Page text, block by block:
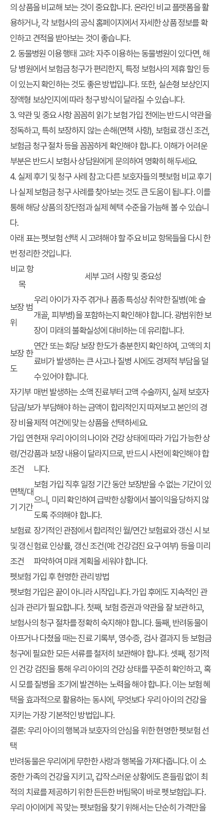
의 상품을 비교해 보는 것이 중요합니다. 온라인 비교 플랫폼을 활
용하거나, 각 보험사의 공식 홈페이지에서 자세한 상품 정보를 확
인하고 견적을 받아보는 것이 좋습니다.
2. 동물병원 이용 행태 고려:자주 이용하는 동물병원이 있다면, 해
당 병원에서 보험금 청구가 편리한지, 특정 보험사의 제휴 할인 등
이 있는지 확인하는 것도 좋은 방법입니다. 또한, 실손형 보상인지
정액형 보상인지에 따라 청구 방식이 달라질 수 있습니다.
3. 약관 및 중요 사항 꼼꼼히 읽기:보험 가입 전에는 반드시 약관을
정독하고, 특히 보장하지 않는 손해(면책 사항), 보험료 갱신 조건,
보험금 청구 절차 등을 꼼꼼하게 확인해야 합니다. 이해가 어려운
부분은 반드시 보험사 상담원에게 문의하여 명확히 해두세요.
4. 실제 후기 및 청구 사례 참고:다른 보호자들의 펫보험 비교후기
나 실제 보험금 청구 사례를 찾아보는 것도 큰 도움이 됩니다. 이를
통해 해당 상품의 장단점과 실제 혜택 수준을 가늠해 볼 수 있습니
다.
아래 표는 펫보험 선택 시 고려해야 할 주요 비교 항목들을 다시 한
번 정리한 것입니다.
비교 항
목
세부 고려 사항 및 중요성
보장 범
위
우리 아이가 자주 겪거나 품종 특성상 취약한 질병(예: 슬
개골, 피부병)을 포함하는지 확인해야 합니다. 광범위한 보
장이 미래의 불확실성에 대비하는 데 유리합니다.
보장 한
도
연간 또는 회당 보장 한도가 충분한지 확인하여, 고액의 치
료비가 발생하는 큰 사고나 질병 시에도 경제적 부담을 덜
수 있어야 합니다.
자기부
담금/보
장 비율
매번 발생하는 소액 진료부터 고액 수술까지, 실제 보호자
가 부담해야 하는 금액이 합리적인지 따져보고 본인의 경
제적 여건에 맞는 상품을 선택하세요.
가입 연
령/건강
조건
현재 우리 아이의 나이와 건강 상태에 따라 가입 가능한 상
품과 보장 내용이 달라지므로, 반드시 사전에 확인해야 합
니다.
면책/대
기 기간
보험 가입 직후 일정 기간 동안 보장받을 수 없는 기간이 있
으니, 미리 확인하여 급박한 상황에서 불이익을 당하지 않
도록 주의해야 합니다.
보험료
및 갱신
조건
장기적인 관점에서 합리적인 월/연간 보험료와 갱신 시 보
험료 인상률, 갱신 조건(예: 건강검진 요구 여부) 등을 미리
파악하여 미래 계획을 세워야 합니다.
펫보험 가입 후 현명한 관리 방법
펫보험가입은 끝이 아니라 시작입니다. 가입 후에도 지속적인 관
심과 관리가 필요합니다. 첫째, 보험 증권과 약관을 잘 보관하고,
보험사의 청구 절차를 정확히 숙지해야 합니다. 둘째, 반려동물이
아프거나 다쳤을 때는 진료 기록부, 영수증, 검사 결과지 등 보험금
청구에 필요한 모든 서류를 철저히 보관해야 합니다. 셋째, 정기적
인 건강 검진을 통해 우리 아이의 건강 상태를 꾸준히 확인하고, 혹
시 모를 질병을 조기에 발견하는 노력을 해야 합니다. 이는 보험 혜
택을 효과적으로 활용하는 동시에, 무엇보다 우리 아이의 건강을
지키는 가장 기본적인 방법입니다.
결론: 우리 아이의 행복과 보호자의 안심을 위한 현명한 펫보험 선
택
반려동물은 우리에게 무한한 사랑과 행복을 가져다줍니다. 이 소
중한 가족의 건강을 지키고, 갑작스러운 상황에도 흔들림 없이 최
적의 치료를 제공하기 위한 든든한 버팀목이 바로펫보험입니다.
우리 아이에게 꼭 맞는 펫보험을 찾기 위해서는 단순히 가격만을